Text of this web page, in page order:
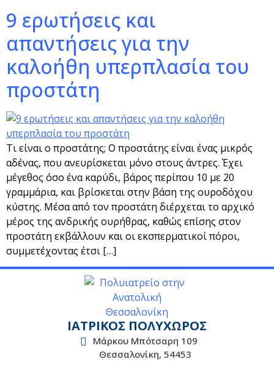
9 ερωτήσεις και
απαντήσεις για την
καλοήθη υπερπλασία του
προστάτη
Τι είναι ο προστάτης; Ο προστάτης είναι ένας μικρός
αδένας, που ανευρίσκεται μόνο στους άντρες. Έχει
μέγεθος όσο ένα καρύδι, βάρος περίπου 10 με 20
γραμμάρια, και βρίσκεται στην βάση της ουροδόχου
κύστης. Μέσα από τον προστάτη διέρχεται το αρχικό
μέρος της ανδρικής ουρήθρας, καθώς επίσης στον
προστάτη εκβάλλουν και οι εκσπερματικοί πόροι,
συμμετέχοντας έτσι […]
ΙΑΤΡΙΚΟΣ ΠΟΛΥΧΩΡΟΣ
Μάρκου Μπότσαρη 109
Θεσσαλονίκη, 54453